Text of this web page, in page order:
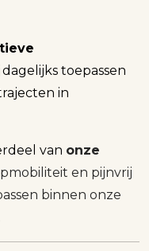
toepassen
in
van onze
en pijnvrij
binnen onze